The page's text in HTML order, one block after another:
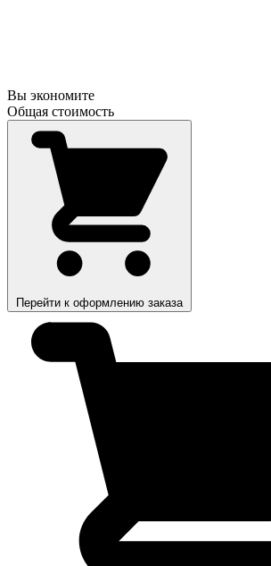
Вы экономите
Общая стоимость
Перейти к оформлению заказа